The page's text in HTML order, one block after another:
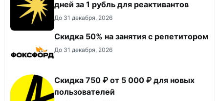
дней за 1 рубль для реактивантов
До 31 декабря, 2026
Скидка 50% на занятия с репетитором
До 31 декабря, 2026
Скидка 750 ₽ от 5 000 ₽ для новых
пользователей